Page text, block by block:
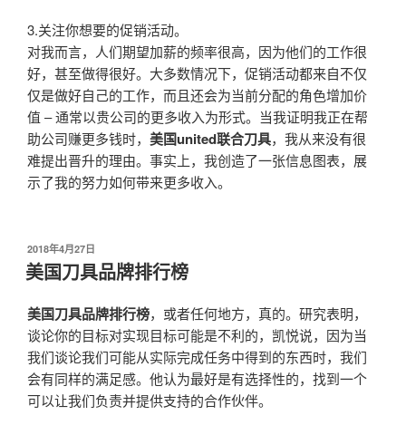
3.关注你想要的促销活动。
对我而言，人们期望加薪的频率很高，因为他们的工作很
好，甚至做得很好。大多数情况下，促销活动都来自不仅
仅是做好自己的工作，而且还会为当前分配的角色增加价
值 – 通常以贵公司的更多收入为形式。当我证明我正在帮
助公司赚更多钱时， 美国united联合刀具，我从来没有很
难提出晋升的理由。事实上，我创造了一张信息图表，展
示了我的努力如何带来更多收入。
发
布
于
2018年4月27日
美国刀具品牌排行榜
美国刀具品牌排行榜，或者任何地方，真的。研究表明，
谈论你的目标对实现目标可能是不利的，凯悦说，因为当
我们谈论我们可能从实际完成任务中得到的东西时，我们
会有同样的满足感。他认为最好是有选择性的，找到一个
可以让我们负责并提供支持的合作伙伴。